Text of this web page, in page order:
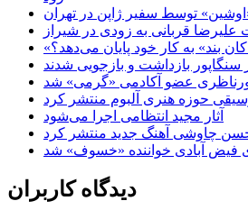
توسط سفیر ژاپن در تهران
قربانی به زودی در شیراز
بند» به کار خود پایان می‌دهد؟
بازداشت و بازجویی شدند
عضو آکادمی «گرمی» شد
حوزه هنری آلبوم منتشر کرد
آثار مجید انتظامی اجرا می‌شود
چاوشی آهنگ جدید منتشر کرد
فیض آبادی خواننده «خسوف» شد
دیدگاه کاربران